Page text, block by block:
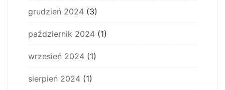
grudzień 2024 (3)
październik 2024 (1)
wrzesień 2024 (1)
sierpień 2024 (1)